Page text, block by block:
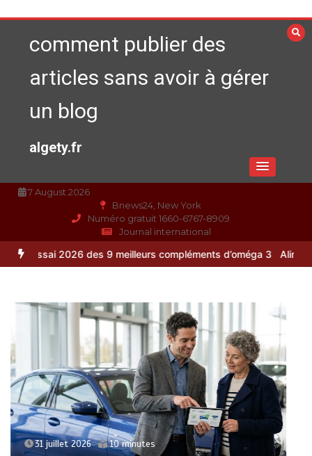
au
contenucomment publier des
articles sans avoir à gérer
un blog
algety.fr
7 August 2026
Bnews24, New York
Numéro gratuit 1660-6767-8909
Journal international
9 meilleurs compléments d’oméga 3 Alimentation équilibrée
23 juillet 2026 6 minutes